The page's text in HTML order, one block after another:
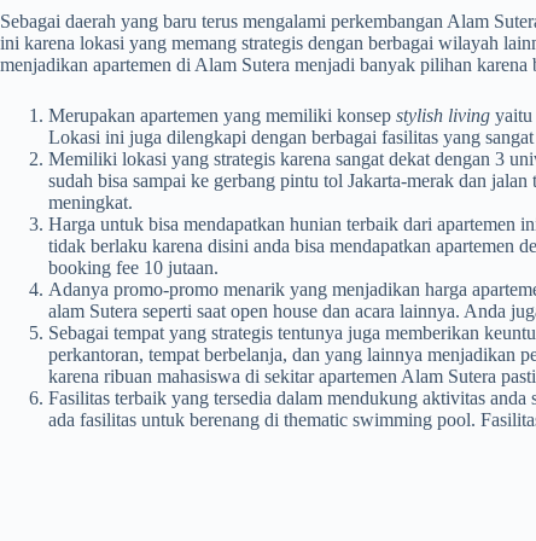
Sebagai daerah yang baru terus mengalami perkembangan Alam
ini karena lokasi yang memang strategis dengan berbagai wilayah
menjadikan apartemen di Alam Sutera menjadi banyak pilihan karena
Merupakan apartemen yang memiliki konsep stylish living yaitu
Lokasi ini juga dilengkapi dengan berbagai fasilitas yang
Memiliki lokasi yang strategis karena sangat dekat dengan 3
sudah bisa sampai ke gerbang pintu tol Jakarta-merak dan
meningkat.
Harga untuk bisa mendapatkan hunian terbaik dari apartemen
tidak berlaku karena disini anda bisa mendapatkan apartemen
booking fee 10 jutaan.
Adanya promo-promo menarik yang menjadikan harga
alam Sutera seperti saat open house dan acara lainnya. Anda
Sebagai tempat yang strategis tentunya juga memberikan
perkantoran, tempat berbelanja, dan yang lainnya menjadikan
karena ribuan mahasiswa di sekitar apartemen Alam Sutera
Fasilitas terbaik yang tersedia dalam mendukung aktivitas
ada fasilitas untuk berenang di thematic swimming pool.